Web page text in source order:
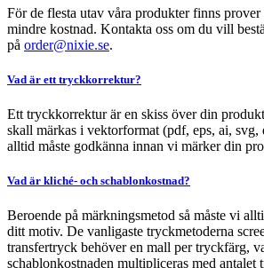
För de flesta utav våra produkter finns
mindre kostnad. Kontakta oss om du vill
på order@nixie.se.
Vad är ett tryckkorrektur?
Ett tryckkorrektur är en skiss över din
skall märkas i vektorformat (pdf, eps, ai,
alltid måste godkänna innan vi märker din
Vad är kliché- och schablonkostnad?
Beroende på märkningsmetod så måste vi
ditt motiv. De vanligaste tryckmetoderna
transfertryck behöver en mall per tryckfärg,
schablonkostnaden multipliceras med antalet